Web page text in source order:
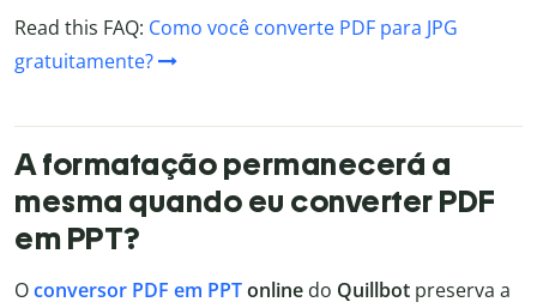
Read this FAQ: Como você converte PDF para JPG
gratuitamente?
A formatação permanecerá a
mesma quando eu converter PDF
em PPT?
Oconversor PDF em PPTonline do Quillbot preserva a